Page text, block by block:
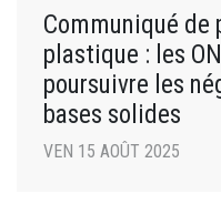
Communiqué de
plastique : les
poursuivre les
bases solides
VEN 15 AOÛT 2025